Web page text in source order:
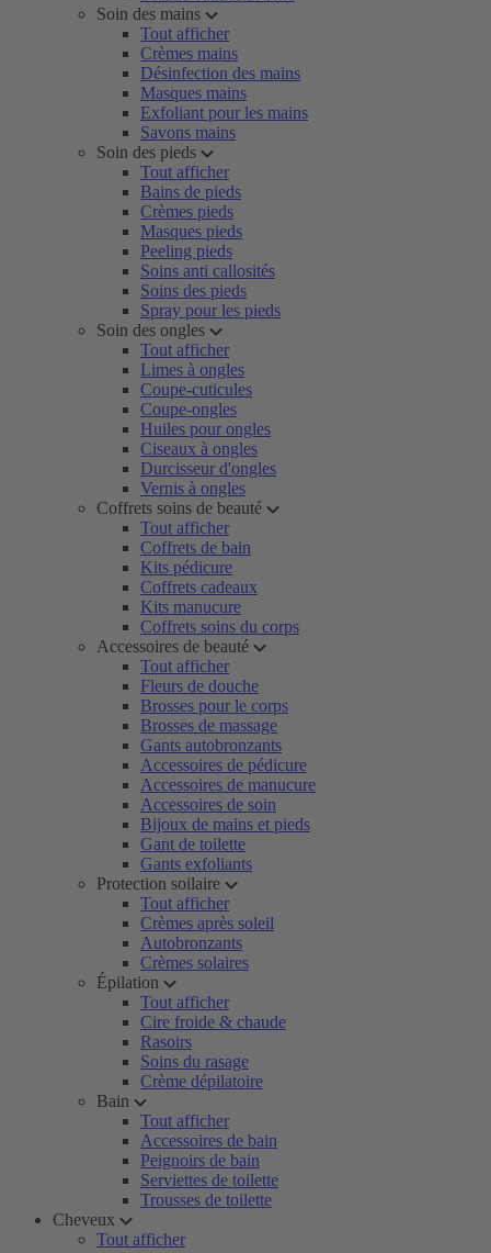
Soin des mains
Tout afficher
Crèmes mains
Désinfection des mains
Masques mains
Exfoliant pour les mains
Savons mains
Soin des pieds
Tout afficher
Bains de pieds
Crèmes pieds
Masques pieds
Peeling pieds
Soins anti callosités
Soins des pieds
Spray pour les pieds
Soin des ongles
Tout afficher
Limes à ongles
Coupe-cuticules
Coupe-ongles
Huiles pour ongles
Ciseaux à ongles
Durcisseur d'ongles
Vernis à ongles
Coffrets soins de beauté
Tout afficher
Coffrets de bain
Kits pédicure
Coffrets cadeaux
Kits manucure
Coffrets soins du corps
Accessoires de beauté
Tout afficher
Fleurs de douche
Brosses pour le corps
Brosses de massage
Gants autobronzants
Accessoires de pédicure
Accessoires de manucure
Accessoires de soin
Bijoux de mains et pieds
Gant de toilette
Gants exfoliants
Protection soilaire
Tout afficher
Crèmes après soleil
Autobronzants
Crèmes solaires
Épilation
Tout afficher
Cire froide & chaude
Rasoirs
Soins du rasage
Crème dépilatoire
Bain
Tout afficher
Accessoires de bain
Peignoirs de bain
Serviettes de toilette
Trousses de toilette
Cheveux
Tout afficher